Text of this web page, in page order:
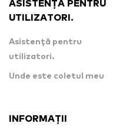
UTILIZATORI.
Asistență pentru
utilizatori.
Unde este coletul meu
INFORMAȚII